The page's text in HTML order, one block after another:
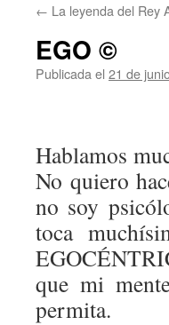
← La leyenda del Rey
EGO ©
Publicada el 21 de
Hablamos
No quiero
no soy
toca
que mi
permita.